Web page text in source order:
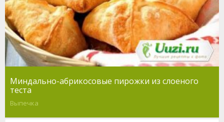
Миндально-абрикосовые пирожки из слоеного
теста
Выпечка